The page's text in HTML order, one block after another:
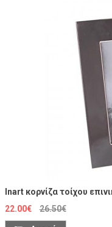
Inart κορνίζα τοίχου
22.00€
26.50€